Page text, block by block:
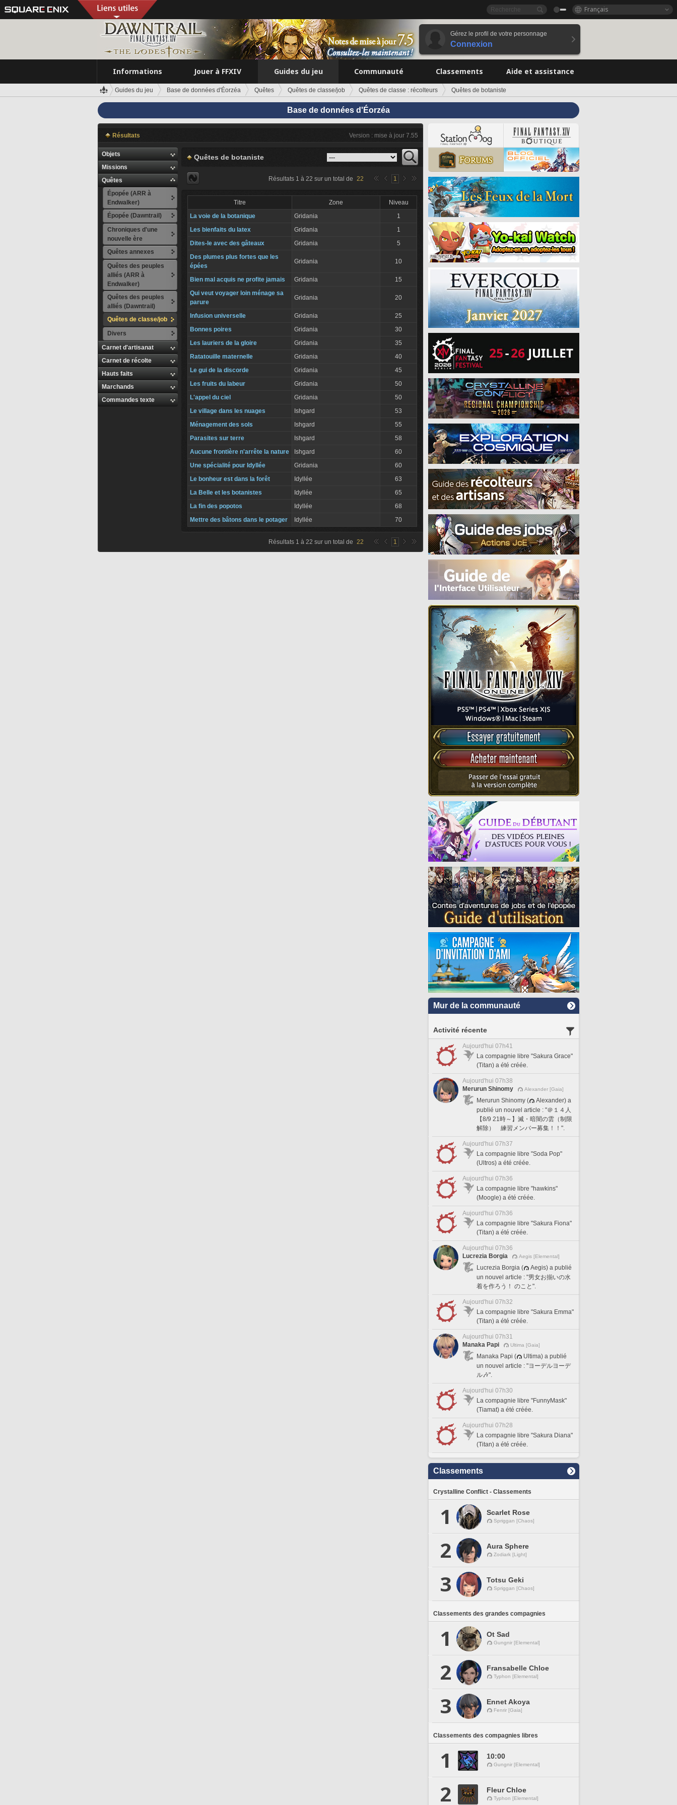
Français
Gérez le profil de votre personnage
Connexion
Informations Jouer à FFXIV Guides du jeu Communauté Classements Aide et assistance
Guides du jeu Base de données d'Éorzéa Quêtes Quêtes de classe/job Quêtes de classe : récolteurs Quêtes de botaniste
Base de données d'Éorzéa
Résultats Version : mise à jour 7.55
Objets
Missions
Quêtes
Épopée (ARR à
Endwalker)
Épopée (Dawntrail)
Chroniques d'une
nouvelle ère
Quêtes annexes
Quêtes des peuples
alliés (ARR à
Endwalker)
Quêtes des peuples
alliés (Dawntrail)
Quêtes de classe/job
Divers
Carnet d'artisanat
Carnet de récolte
Hauts faits
Marchands
Commandes texte
Quêtes de botaniste
Résultats 1 à 22 sur un total de 22 1
Titre Zone
Niveau
La voie de la botanique
Gridania
1
Les bienfaits du latex
Gridania
1
Dites-le avec des gâteaux
Gridania
5
Des plumes plus fortes que les
épées
Gridania 10
Bien mal acquis ne profite jamais Gridania
15
Qui veut voyager loin ménage sa
parure
Gridania 20
Infusion universelle Gridania
25
Bonnes poires
Gridania
30
Les lauriers de la gloire
Gridania
35
Ratatouille maternelle
Gridania
40
Le gui de la discorde
Gridania
45
Les fruits du labeur
Gridania
50
L'appel du ciel
Gridania
50
Le village dans les nuages
Ishgard
53
Ménagement des sols
Ishgard
55
Parasites sur terre
Ishgard
58
Aucune frontière n'arrête la nature
Ishgard
60
Une spécialité pour Idyllée
Gridania
60
Le bonheur est dans la forêt
Idyllée
63
La Belle et les botanistes
Idyllée
65
La fin des popotos
Idyllée
68
Mettre des bâtons dans le potager
Idyllée 70
Résultats 1 à 22 sur un total de 22 1
Mur de la communauté
Activité récente
Aujourd'hui 07h41
La compagnie libre "Sakura Grace"
(Titan) a été créée.
Aujourd'hui 07h38
Merurun Shinomy
Alexander [Gaia]
Merurun Shinomy (
Alexander) a
publié un nouvel article : "＠１４人
【8/9 21時～】滅・暗闇の雲（制限
解除） 練習メンバー募集！！".
Aujourd'hui 07h37
La compagnie libre "Soda Pop"
(Ultros) a été créée.
Aujourd'hui 07h36
La compagnie libre "hawkins"
(Moogle) a été créée.
Aujourd'hui 07h36
La compagnie libre "Sakura Fiona"
(Titan) a été créée.
Aujourd'hui 07h36
Lucrezia Borgia
Aegis [Elemental]
Lucrezia Borgia (
Aegis) a publié
un nouvel article : "男女お揃いの水
着を作ろう！ のこと".
Aujourd'hui 07h32
La compagnie libre "Sakura Emma"
(Titan) a été créée.
Aujourd'hui 07h31
Manaka Papi
Ultima [Gaia]
Manaka Papi (
Ultima) a publié
un nouvel article : "ヨーデルヨーデ
ル🎶".
Aujourd'hui 07h30
La compagnie libre "FunnyMask"
(Tiamat) a été créée.
Aujourd'hui 07h28
La compagnie libre "Sakura Diana"
(Titan) a été créée.
Classements
Crystalline Conflict - Classements
1 Scarlet Rose
Spriggan [Chaos]
2 Aura Sphere
Zodiark [Light]
3 Totsu Geki
Spriggan [Chaos]
Classements des grandes compagnies
1 Ot Sad
Gungnir [Elemental]
2 Fransabelle Chloe
Typhon [Elemental]
3 Ennet Akoya
Fenrir [Gaia]
Classements des compagnies libres
1 10:00
Gungnir [Elemental]
2 Fleur Chloe
Typhon [Elemental]